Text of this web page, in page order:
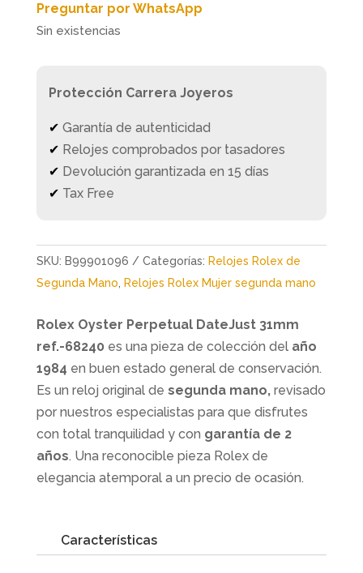
original
era:
actual
Preguntar por WhatsApp
Sin existencias
Protección Carrera Joyeros
✔ Garantía de autenticidad
✔ Relojes comprobados por tasadores
✔ Devolución garantizada en 15 días
✔ Tax Free
SKU: B99901096 Categorías: Relojes Rolex de
Segunda Mano
Relojes Rolex Mujer segunda mano
Rolex Oyster Perpetual DateJust 31mm
ref.-68240 es una pieza de colección delaño
1984 en buen estado general de conservación.
Es un reloj original de segunda mano,revisado
por nuestros especialistas para que disfrutes
con total tranquilidad y con garantía de 2
años. Una reconocible pieza Rolex de
elegancia atemporal a un precio de ocasión.
Características